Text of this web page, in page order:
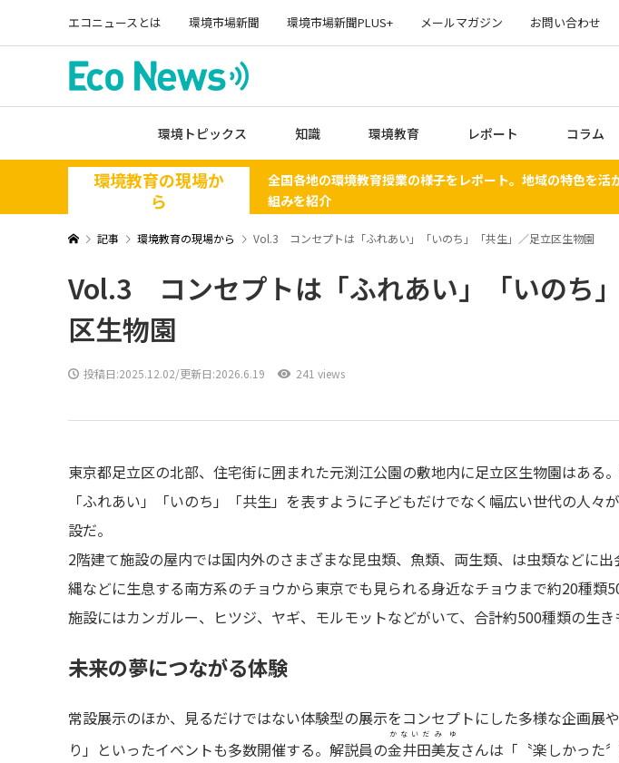
エコニュースとは 環境市場新聞 環境市場新聞PLUS+ メールマガジン お問い合わせ
環境トピックス 知識 環境教育 レポート コラム
環境教育の現場か
ら
全国各地の環境教育授業の様子をレポート。地域の特色を
組みを紹介
記事 環境教育の現場から Vol.3 コンセプトは「ふれあい」「いのち」「共生」／足立区生物園
Vol.3 コンセプトは「ふれあい」「いのち
区生物園
投稿日:2025.12.02/更新日:2026.6.19 241 views
東京都足立区の北部、住宅街に囲まれた元渕江公園の敷地内に足立区生物園はある
「ふれあい」「いのち」「共生」を表すように子どもだけでなく幅広い世代の人々
設だ。
2階建て施設の屋内では国内外のさまざまな昆虫類、魚類、両生類、は虫類などに
縄などに生息する南方系のチョウから東京でも見られる身近なチョウまで約20種類
施設にはカンガルー、ヒツジ、ヤギ、モルモットなどがいて、合計約500種類の生き
未来の夢につながる体験
常設展示のほか、見るだけではない体験型の展示をコンセプトにした多様な企画展
り」といったイベントも多数開催する。解説員の金井田
かないだ
美友
みゆ
さんは「〝楽しかった